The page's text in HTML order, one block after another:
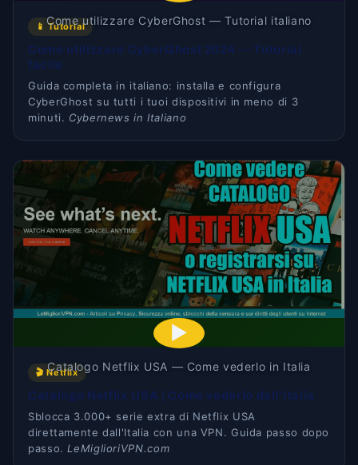
Come utilizzare CyberGhost — Tutorial italiano
📱 Tutorial
Come utilizzare CyberGhost 2024 — Tutorial
facile
Guida completa in italiano: installa e configura
CyberGhost su tutti i tuoi dispositivi in meno di 3
minuti. Cybernews in Italiano
▶
Catalogo Netflix USA — Come vederlo in Italia
🎬 Netflix
Catalogo Netflix USA | Come vederlo dall'Italia
Sblocca 3.000+ serie extra di Netflix USA
direttamente dall'Italia con una VPN. Guida passo dopo
passo.LeMiglioriVPN.com